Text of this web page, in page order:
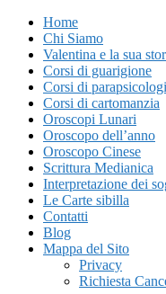
Home
Chi Siamo
Valentina e la sua
Corsi di guarigione
Corsi di
Corsi di cartomanzia
Oroscopi Lunari
Oroscopo dell’anno
Oroscopo Cinese
Scrittura Medianica
Interpretazione dei
Le Carte sibilla
Contatti
Blog
Mappa del Sito
Privacy
Richiesta